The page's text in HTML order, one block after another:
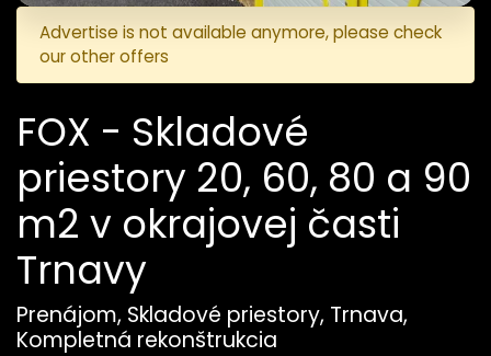
Advertise is not available anymore, please check
our other offers
FOX - Skladové
priestory 20, 60, 80 a 90
m2 v okrajovej časti
Trnavy
Prenájom, Skladové priestory, Trnava,
Kompletná rekonštrukcia